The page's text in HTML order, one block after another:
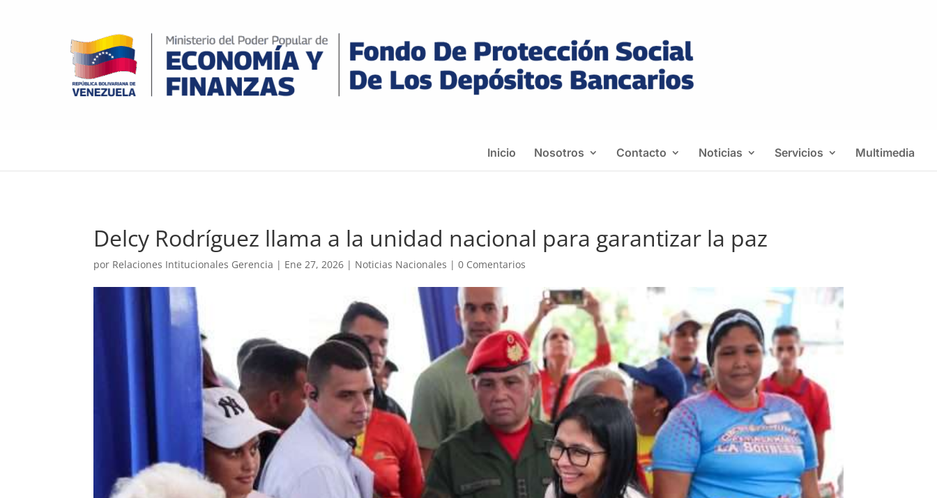
Inicio Nosotros Contacto Noticias Servicios Multimedia
Delcy Rodríguez llama a la unidad nacional para garantizar la paz
por Relaciones Intitucionales Gerencia | Ene 27, 2026 | Noticias Nacionales |0 Comentarios